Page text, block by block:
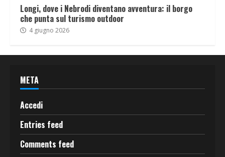
Longi, dove i Nebrodi diventano avventura: il borgo
che punta sul turismo outdoor
4 giugno 2026
META
Accedi
Entries feed
Comments feed